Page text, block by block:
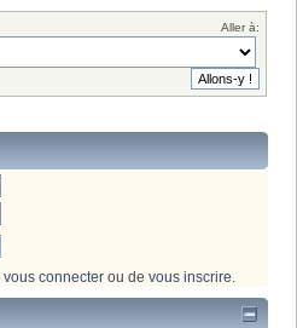
Aller à:
vous connecter ou de vous inscrire.